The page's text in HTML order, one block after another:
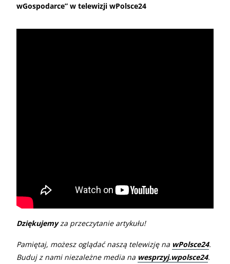
wGospodarce” w telewizji wPolsce24
Dziękujemyza przeczytanie artykułu!
Pamiętaj, możesz oglądać naszą telewizję na wPolsce24.
Buduj z nami niezależne media na wesprzyj.wpolsce24.